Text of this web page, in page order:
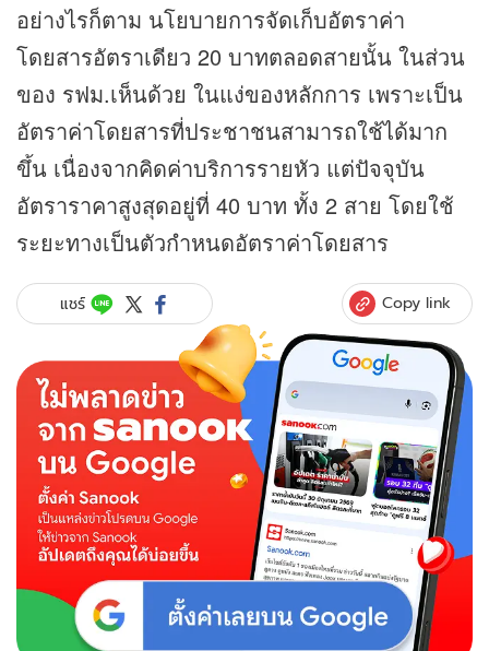
อย่างไรก็ตาม นโยบายการจัดเก็บอัตราค่า
โดยสารอัตราเดียว 20 บาทตลอดสายนั้น ในส่วน
ของ รฟม.เห็นด้วย ในแง่ของหลักการ เพราะเป็น
อัตราค่าโดยสารที่ประชาชนสามารถใช้ได้มาก
ขึ้น เนื่องจากคิดค่าบริการรายหัว แต่ปัจจุบัน
อัตราราคาสูงสุดอยู่ที่ 40 บาท ทั้ง 2 สาย โดยใช้
ระยะทางเป็นตัวกำหนดอัตราค่าโดยสาร
แชร์ Copy link